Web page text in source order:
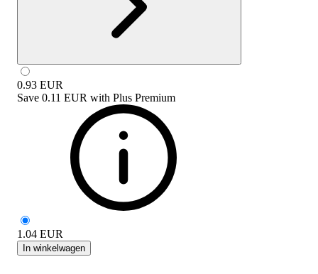
0.93 EUR
Save 0.11 EUR with Plus Premium
1.04 EUR
In winkelwagen